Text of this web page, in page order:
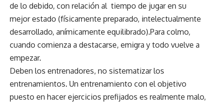
de lo debido, con relación al tiempo de jugar en su
mejor estado (físicamente preparado, intelectualmente
desarrollado, anímicamente equilibrado).Para colmo,
cuando comienza a destacarse, emigra y todo vuelve a
empezar.
Deben los entrenadores, no sistematizar los
entrenamientos. Un entrenamiento con el objetivo
puesto en hacer ejercicios prefijados es realmente malo,